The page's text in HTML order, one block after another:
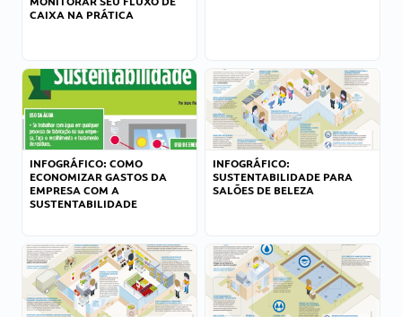
CAIXA NA PRÁTICA
INFOGRÁFICO: COMO
ECONOMIZAR GASTOS DA
EMPRESA COM A
SUSTENTABILIDADE
INFOGRÁFICO:
SUSTENTABILIDADE PARA
SALÕES DE BELEZA